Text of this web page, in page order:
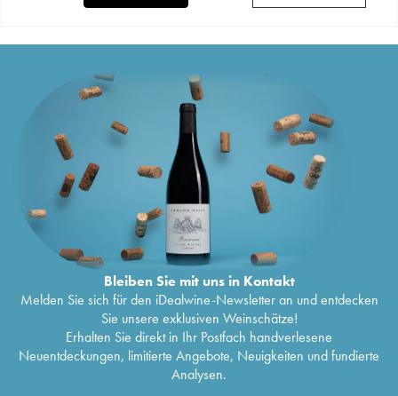
Bleiben Sie mit uns in Kontakt
Melden Sie sich für den iDealwine-Newsletter an und entdecken
Sie unsere exklusiven Weinschätze!
Erhalten Sie direkt in Ihr Postfach handverlesene
Neuentdeckungen, limitierte Angebote, Neuigkeiten und fundierte
Analysen.